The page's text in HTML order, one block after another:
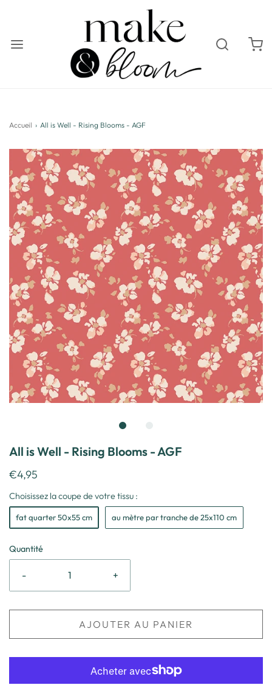
Accueil › All is Well - Rising Blooms - AGF
All is Well - Rising Blooms - AGF
€4,95
Choisissez la coupe de votre tissu :
fat quarter 50x55 cm au mètre par tranche de 25x110 cm
Quantité
- +
AJOUTER AU PANIER